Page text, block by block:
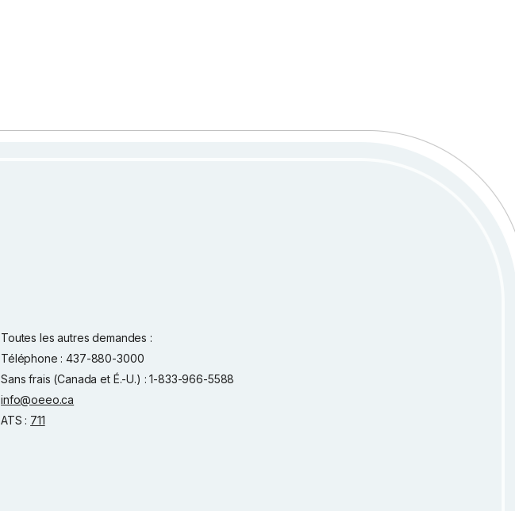
Toutes les autres demandes :
Téléphone : 437-880-3000
Sans frais (Canada et É.-U.) : 1-833-966-5588
info@oeeo.ca
ATS : 711